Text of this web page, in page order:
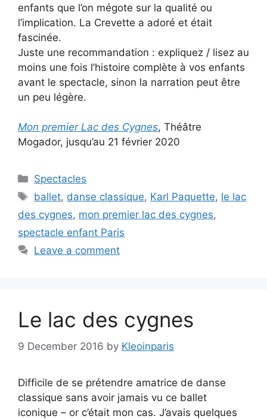
enfants que l’on mégote sur la qualité ou
l’implication. La Crevette a adoré et était
fascinée.
Juste une recommandation : expliquez / lisez au
moins une fois l’histoire complète à vos enfants
avant le spectacle, sinon la narration peut être
un peu légère.
Mon premier Lac des Cygnes, Théâtre
Mogador, jusqu’au 21 février 2020
Categories
Spectacles
Tags
ballet, danse classique, Karl Paquette, le lac
des cygnes, mon premier lac des cygnes,
spectacle enfant Paris
Leave a comment
Le lac des cygnes
9 December 2016 by Kleoinparis
Difficile de se prétendre amatrice de danse
classique sans avoir jamais vu ce ballet
iconique – or c’était mon cas. J’avais quelques